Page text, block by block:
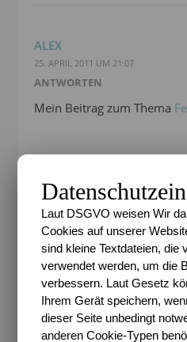
ALEX
25. APRIL 2011 UM 21:07
ANTWORTEN
Mein Beitrag zum Thema
PINGBACK:
25. APRIL 2011 UM 21:36
Facing my life » Blog
Woche 17: Fedriges
Laut DSGVO weisen Wir
Cookies auf unserer
sind kleine Textdateien, die
verwendet werden, um die
verbessern. Laut Gesetz
Ihrem Gerät speichern,
dieser Seite unbedingt
anderen Cookie-Typen